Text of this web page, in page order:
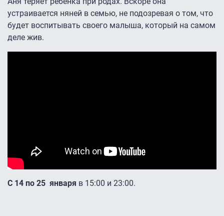
устраивается няней в семью, не подозревая о том, что
будет воспитывать своего малыша, который на самом
деле жив.
С 14 по 25 января в 15:00 и 23:00.